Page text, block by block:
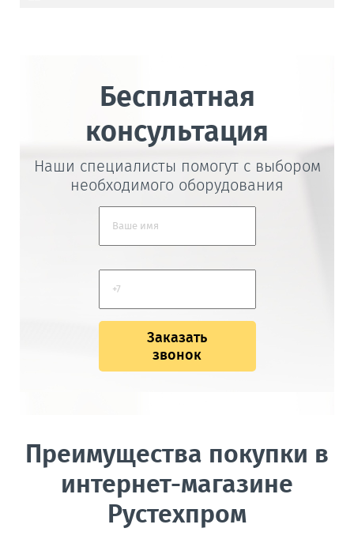
Бесплатная
консультация
Наши специалисты помогут с выбором
необходимого оборудования
Заказать
звонок
Преимущества покупки в
интернет-магазине
Рустехпром